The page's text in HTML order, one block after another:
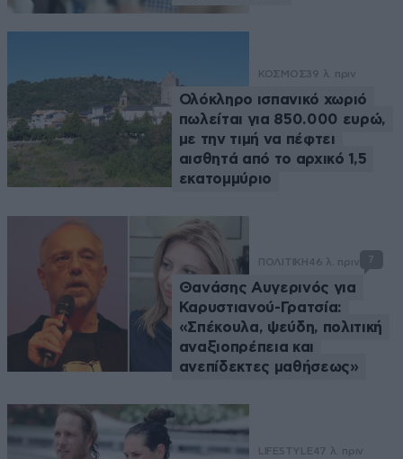
ΚΟΣΜΟΣ39 λ. πριν
Ολόκληρο ισπανικό χωριό
πωλείται για 850.000 ευρώ,
με την τιμή να πέφτει
αισθητά από το αρχικό 1,5
εκατομμύριο
ΠΟΛΙΤΙΚΗ46 λ. πριν 7
Θανάσης Αυγερινός για
Καρυστιανού-Γρατσία:
«Σπέκουλα, ψεύδη, πολιτική
αναξιοπρέπεια και
ανεπίδεκτες μαθήσεως»
LIFESTYLE47 λ. πριν